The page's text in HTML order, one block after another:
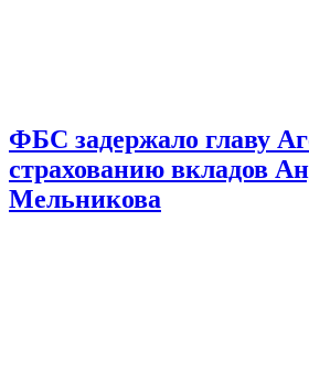
ФБС задержало главу
страхованию вкладов
Мельникова